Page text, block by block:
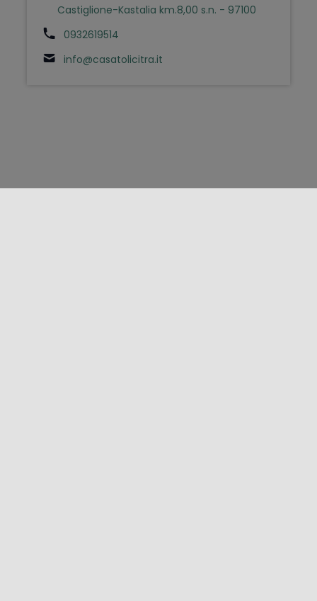
Castiglione-Kastalia km.8,00 s.n. - 97100
0932619514
info@casatolicitra.it